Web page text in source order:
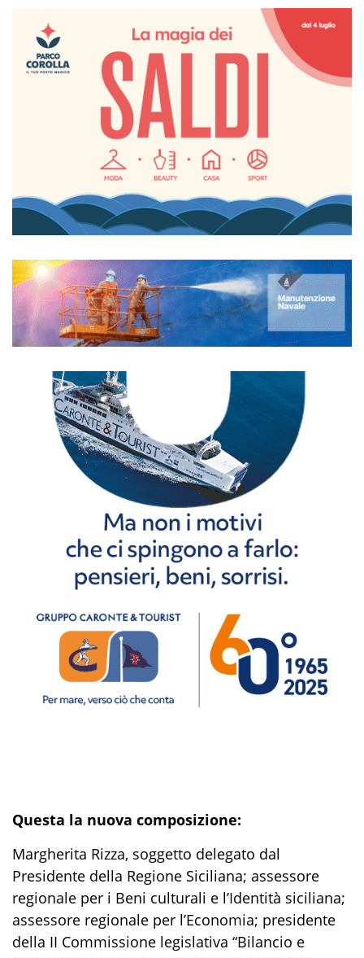
Questa la nuova composizione:
Margherita Rizza, soggetto delegato dal
Presidente della Regione Siciliana; assessore
regionale per i Beni culturali e l’Identità siciliana;
assessore regionale per l’Economia; presidente
della II Commissione legislativa “Bilancio e